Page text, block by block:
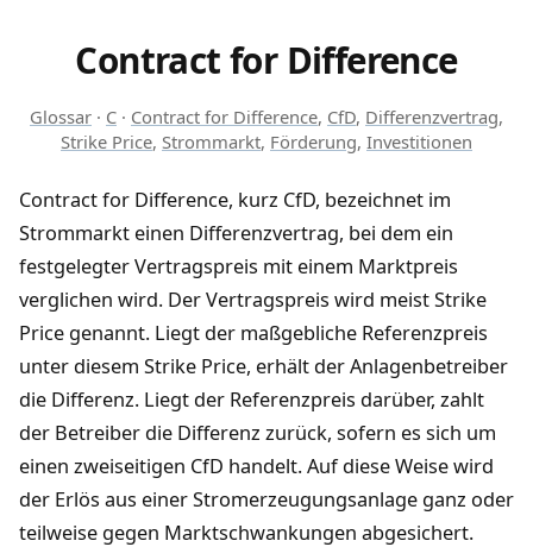
Contract for Difference
Glossar · C · Contract for Difference, CfD, Differenzvertrag,
Strike Price, Strommarkt, Förderung, Investitionen
Contract for Difference, kurz CfD, bezeichnet im
Strommarkt einen Differenzvertrag, bei dem ein
festgelegter Vertragspreis mit einem Marktpreis
verglichen wird. Der Vertragspreis wird meist Strike
Price genannt. Liegt der maßgebliche Referenzpreis
unter diesem Strike Price, erhält der Anlagenbetreiber
die Differenz. Liegt der Referenzpreis darüber, zahlt
der Betreiber die Differenz zurück, sofern es sich um
einen zweiseitigen CfD handelt. Auf diese Weise wird
der Erlös aus einer Stromerzeugungsanlage ganz oder
teilweise gegen Marktschwankungen abgesichert.